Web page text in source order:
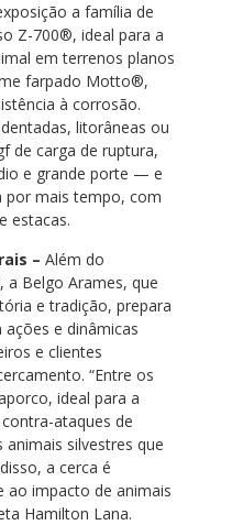
a família de
Z-700®, ideal para a
em terrenos planos
farpado Motto®,
à corrosão.
litorâneas ou
de carga de ruptura,
e grande porte — e
por mais tempo, com
estacas.
– Além do
Belgo Arames, que
e tradição, prepara
e dinâmicas
e clientes
“Entre os
ideal para a
ataques de
silvestres que
a cerca é
ao impacto de animais
Hamilton Lana.